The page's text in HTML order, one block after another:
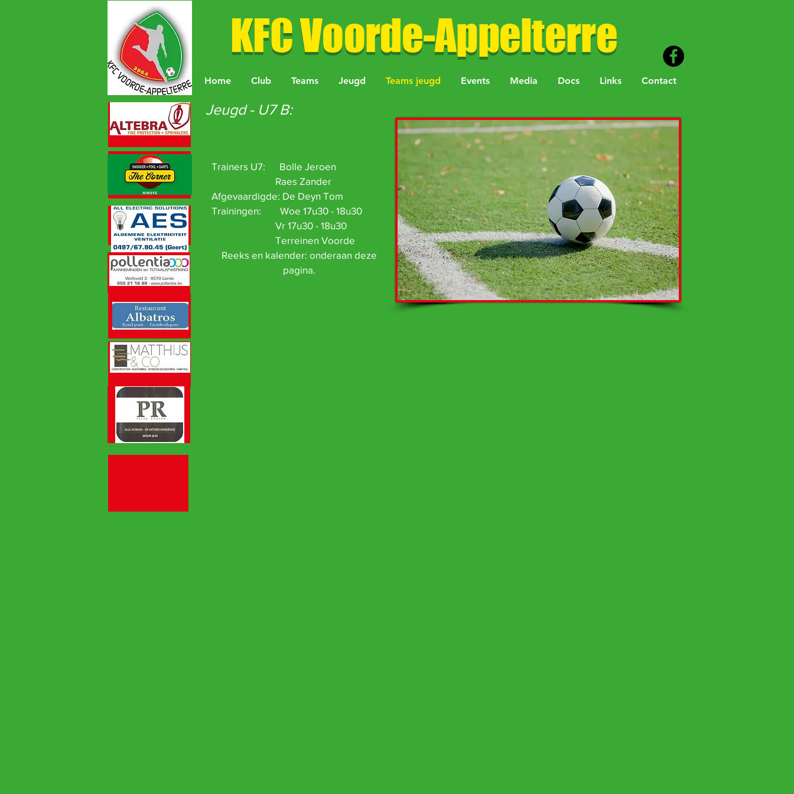
KFC Voorde-Appelterre
Home Club Teams Jeugd Teams jeugd Events Media Docs Links Contact
Jeugd - U7 B:
Trainers U7: Bolle Jeroen
Raes Zander
Afgevaardigde: De Deyn Tom
Trainingen: Woe 17u30 - 18u30
Vr 17u30 - 18u30
Terreinen Voorde
Reeks en kalender: onderaan deze
pagina.